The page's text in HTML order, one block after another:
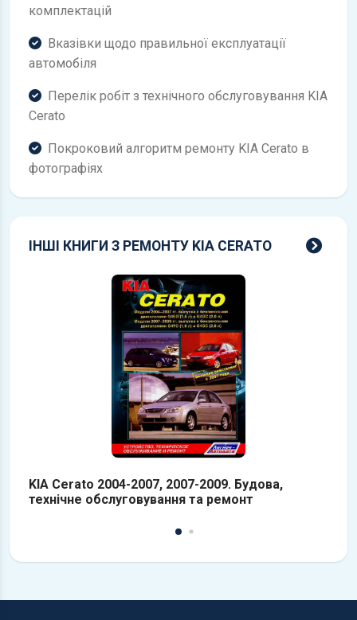
комплектацій
Вказівки щодо правильної експлуатації
автомобіля
Перелік робіт з технічного обслуговування KIA
Cerato
Покроковий алгоритм ремонту KIA Cerato в
фотографіях
ІНШІ КНИГИ З РЕМОНТУ KIA CERATO
KIA Cerato 2004-2007, 2007-2009. Будова,
технічне обслуговування та ремонт